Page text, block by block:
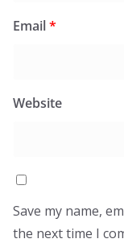
Email*
Website
Save my name,
the next time I